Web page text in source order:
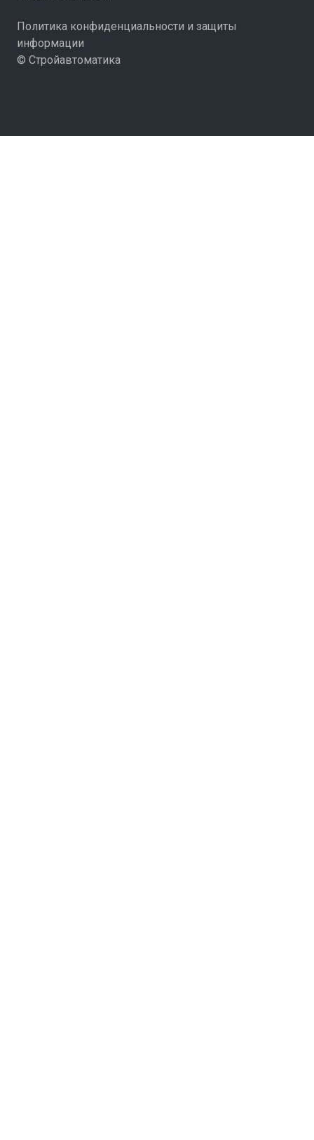
Политика конфиденциальности и защиты
информации
© Стройавтоматика